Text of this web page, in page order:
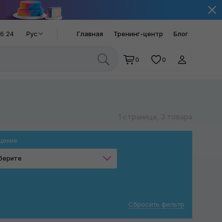
24 Рус Главная Тренинг-центр Блог
0 0
1 страница, 3 товара
Сбросить фильтр